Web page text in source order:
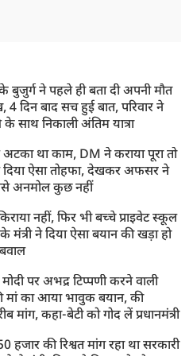
गिरफ्तार, 21 किलो गांजा
बुजुर्ग ने पहले ही बता दी अपनी मौत
4 दिन बाद सच हुई बात, परिवार ने
साथ निकाली अंतिम यात्रा
था काम, DM ने कराया पूरा तो
दिया ऐसा तोहफा, देखकर अफसर ने
अनमोल कुछ नहीं
नहीं, फिर भी बच्चे प्राइवेट स्कूल
ने दिया ऐसा बयान की खड़ा हो
पर अभद्र टिप्पणी करने वाली
मां का आया भावुक बयान, की
मांग, कहा-बेटी को गोद लें प्रधानमंत्री
हजार की रिश्वत मांग रहा था सरकारी